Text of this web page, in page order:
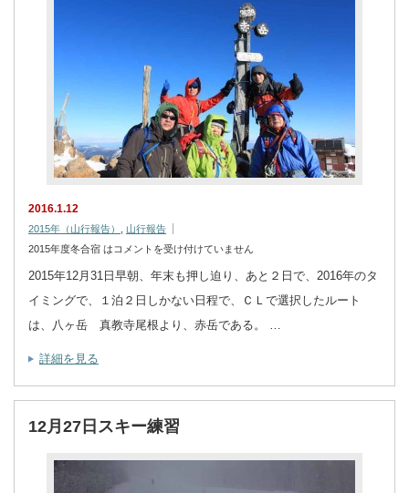
2016.1.12
2015年（山行報告）
山行報告
2015年度冬合宿 は コメントを受け付けていません
2015年12月31日早朝、年末も押し迫り、あと２日で、2016年のタ
イミングで、１泊２日しかない日程で、ＣＬで選択したルート
は、八ヶ岳 真教寺尾根より、赤岳である。 …
詳細を見る
12月27日スキー練習